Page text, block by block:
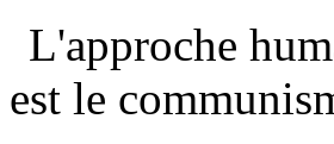
L'approche
est le